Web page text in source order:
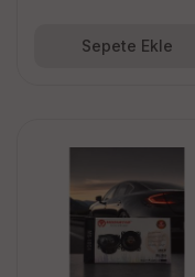
Sepete Ekle